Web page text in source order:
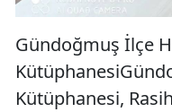
Gündoğmuş İlçe
Kütüphanesi,